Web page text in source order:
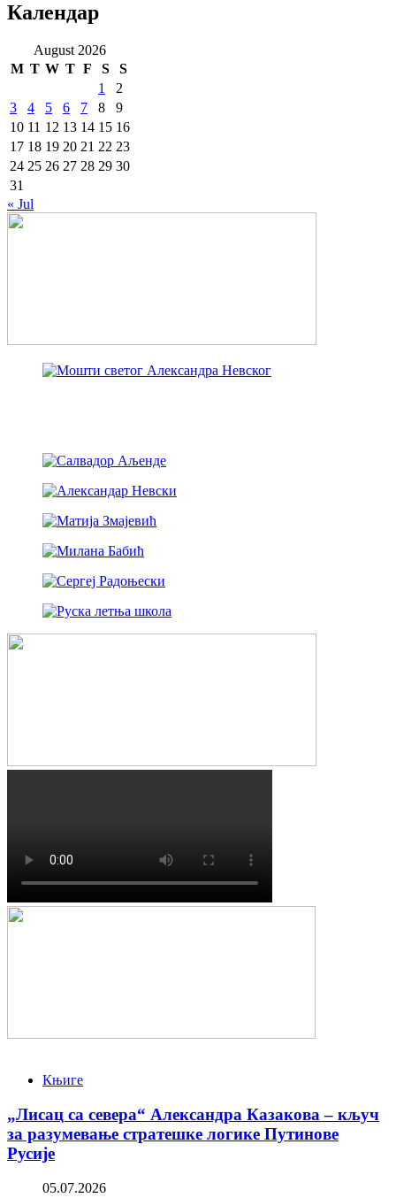
Календар
August 2026
M T W T F S
S
1
2
3
4 5 6 7 8
9
10 11 12 13 14 15 16
17 18 19 20 21 22 23
24 25 26 27 28 29 30
31
« Jul
Књиге
„Лисац са севера“ Александра Казакова – кључ
за разумевање стратешке логике Путинове
Русије
05.07.2026